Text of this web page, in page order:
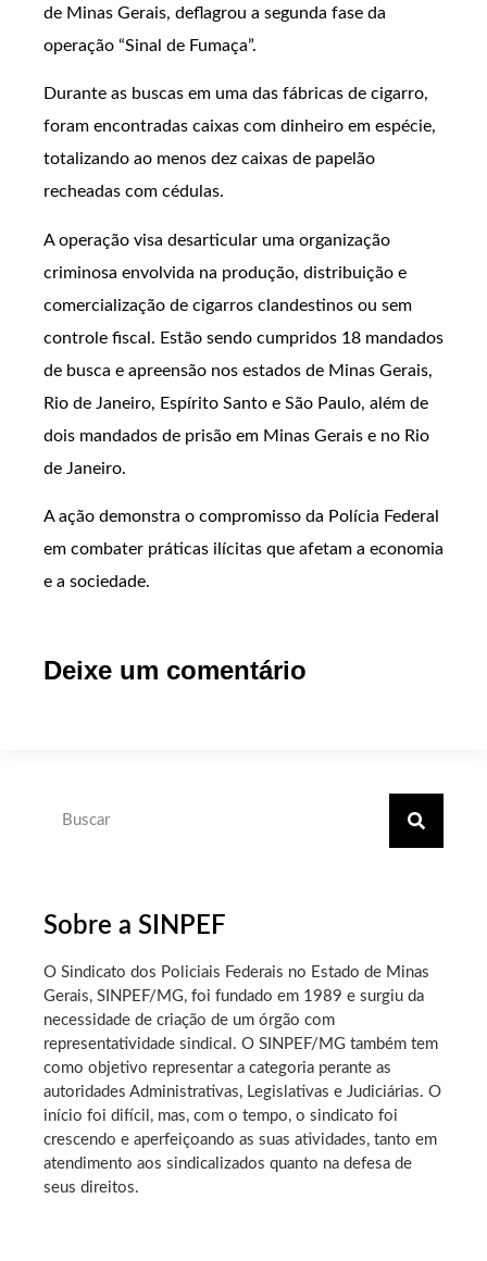
de Minas Gerais, deflagrou a segunda fase da
operação “Sinal de Fumaça”.
Durante as buscas em uma das fábricas de cigarro,
foram encontradas caixas com dinheiro em espécie,
totalizando ao menos dez caixas de papelão
recheadas com cédulas.
A operação visa desarticular uma organização
criminosa envolvida na produção, distribuição e
comercialização de cigarros clandestinos ou sem
controle fiscal. Estão sendo cumpridos 18 mandados
de busca e apreensão nos estados de Minas Gerais,
Rio de Janeiro, Espírito Santo e São Paulo, além de
dois mandados de prisão em Minas Gerais e no Rio
de Janeiro.
A ação demonstra o compromisso da Polícia Federal
em combater práticas ilícitas que afetam a economia
e a sociedade.
Deixe um comentário
Sobre a SINPEF
O Sindicato dos Policiais Federais no Estado de Minas
Gerais, SINPEF/MG, foi fundado em 1989 e surgiu da
necessidade de criação de um órgão com
representatividade sindical. O SINPEF/MG também tem
como objetivo representar a categoria perante as
autoridades Administrativas, Legislativas e Judiciárias. O
início foi difícil, mas, com o tempo, o sindicato foi
crescendo e aperfeiçoando as suas atividades, tanto em
atendimento aos sindicalizados quanto na defesa de
seus direitos.